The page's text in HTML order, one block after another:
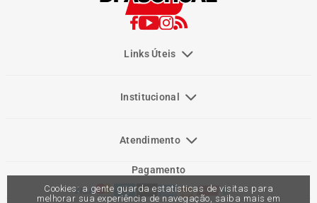
Cookies: a gente guarda estatísticas de visitas para
melhorar sua experiência de navegação, saiba mais em
Links Úteis
Institucional
Atendimento
Pagamento